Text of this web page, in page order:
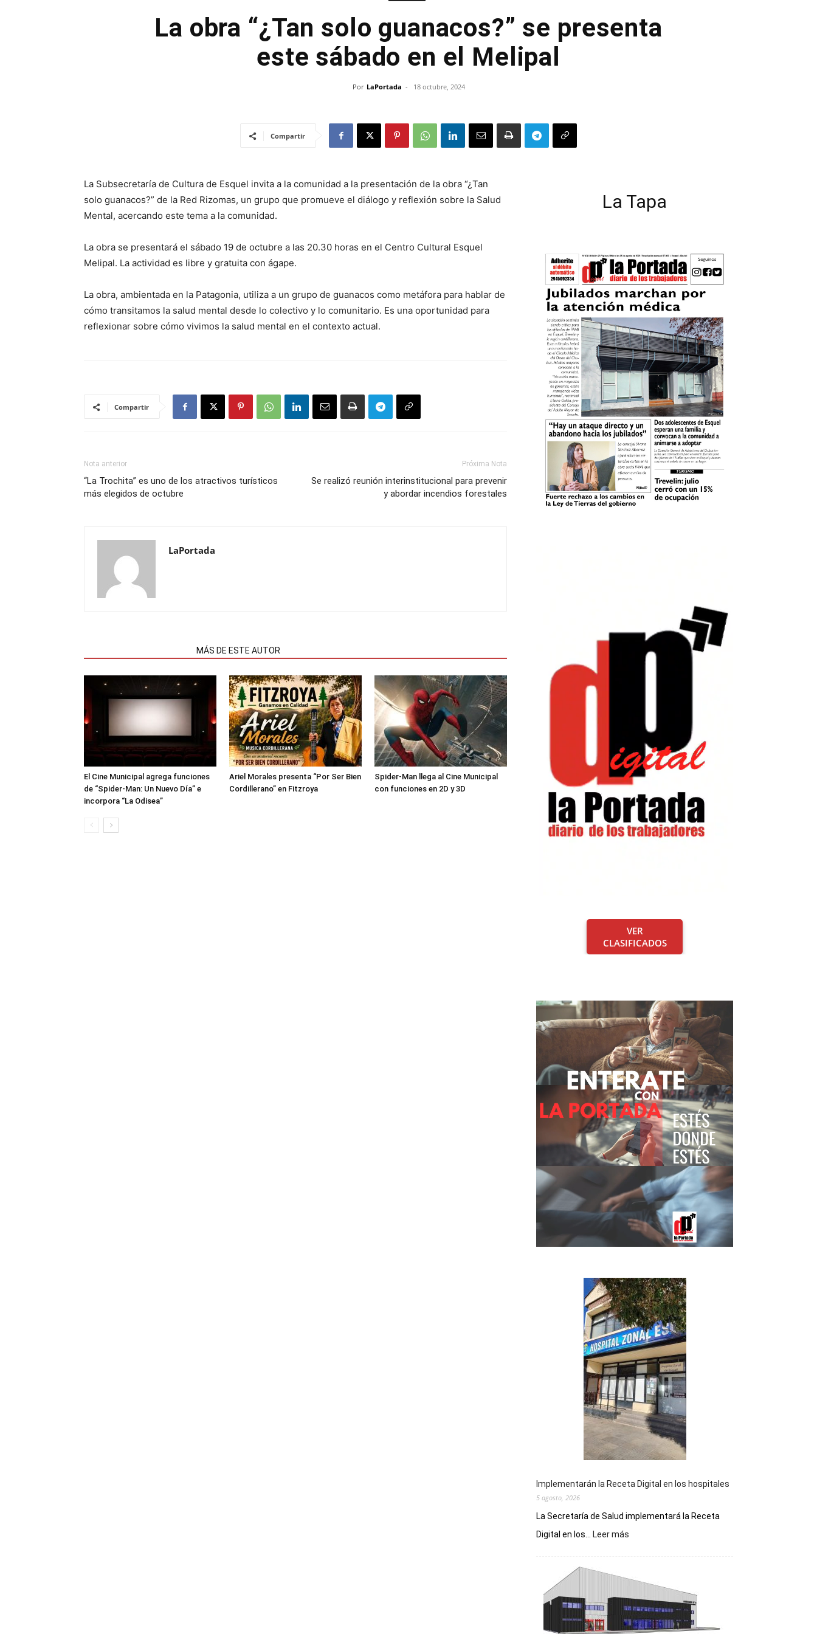
La obra “¿Tan solo guanacos?” se presenta
este sábado en el Melipal
Por LaPortada - 18 octubre, 2024
Compartir
La Subsecretaría de Cultura de Esquel invita a la comunidad a la presentación de la obra “¿Tan
solo guanacos?” de la Red Rizomas, un grupo que promueve el diálogo y reflexión sobre la Salud
Mental, acercando este tema a la comunidad.
La obra se presentará el sábado 19 de octubre a las 20.30 horas en el Centro Cultural Esquel
Melipal. La actividad es libre y gratuita con ágape.
La obra, ambientada en la Patagonia, utiliza a un grupo de guanacos como metáfora para hablar de
cómo transitamos la salud mental desde lo colectivo y lo comunitario. Es una oportunidad para
reflexionar sobre cómo vivimos la salud mental en el contexto actual.
Compartir
Nota anterior
“La Trochita” es uno de los atractivos turísticos
más elegidos de octubre
Próxima Nota
Se realizó reunión interinstitucional para prevenir
y abordar incendios forestales
LaPortada
MÁS DE ESTE AUTOR
El Cine Municipal agrega funciones
de “Spider-Man: Un Nuevo Día” e
incorpora “La Odisea”
Ariel Morales presenta “Por Ser Bien
Cordillerano” en Fitzroya
Spider-Man llega al Cine Municipal
con funciones en 2D y 3D
La Tapa
VER
CLASIFICADOS
Implementarán la Receta Digital en los hospitales
5 agosto, 2026
La Secretaría de Salud implementará la Receta
Digital en los...
Leer más
Digital
en
los
hospitales